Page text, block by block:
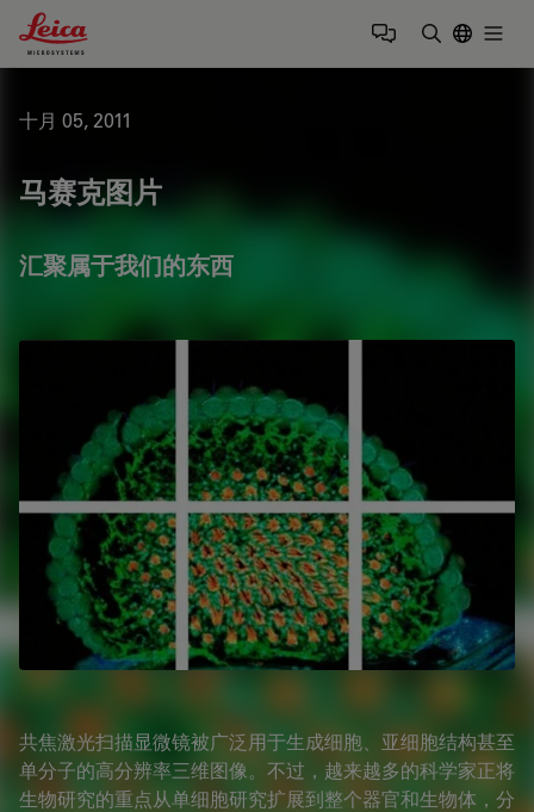
Leica Microsystems Logo
十月 05, 2011
马赛克图片
汇聚属于我们的东西
共焦激光扫描显微镜被广泛用于生成细胞、亚细胞结构甚至
单分子的高分辨率三维图像。不过，越来越多的科学家正将
生物研究的重点从单细胞研究扩展到整个器官和生物体，分